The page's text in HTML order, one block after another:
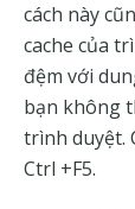
cách này
cache của
đệm với
bạn không
trình duyệt.
Ctrl +F5.